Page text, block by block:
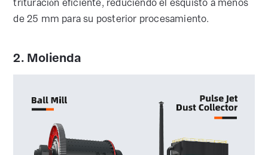
trituración eficiente, reduciendo el esquisto a menos
de 25 mm para su posterior procesamiento.
2. Molienda